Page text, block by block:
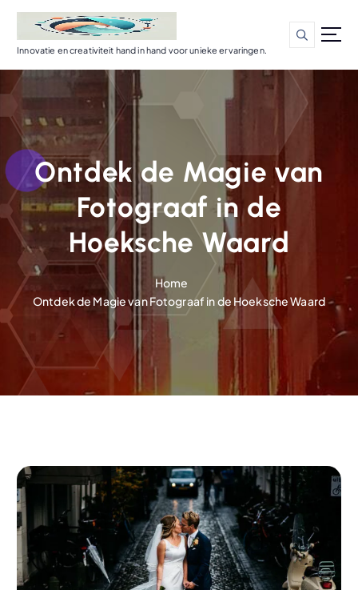
d
n
Innovatie en creativiteit hand in hand voor unieke ervaringen.
Ontdek de Magie van
Fotograaf in de
Hoeksche Waard
Home
Ontdek de Magie van Fotograaf in de Hoeksche Waard